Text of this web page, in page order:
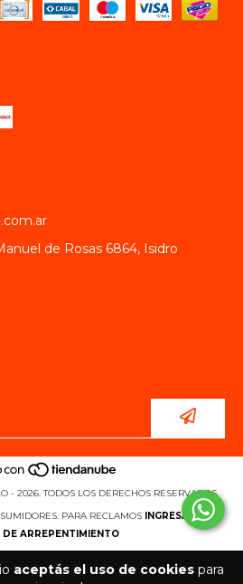
aceptás el uso de cookiespara
de Rosas 6864, Isidro
- 2026. TODOS LOS DERECHOS RESERVADOS.
PARA RECLAMOS
INGRESÁ ACÁ.
DE ARREPENTIMIENTO